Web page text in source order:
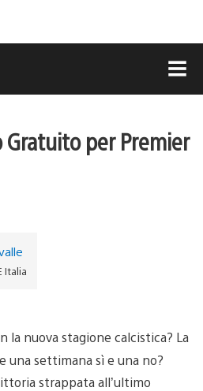
per Premier
Italia
la nuova stagione calcistica? La
una settimana sì e una no?
strappata all’ultimo